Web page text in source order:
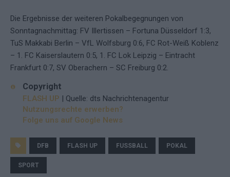
Die Ergebnisse der weiteren Pokalbegegnungen von
Sonntagnachmittag: FV Illertissen – Fortuna Düsseldorf 1:3,
TuS Makkabi Berlin – VfL Wolfsburg 0:6, FC Rot-Weiß Koblenz
– 1. FC Kaiserslautern 0:5, 1. FC Lok Leipzig – Eintracht
Frankfurt 0:7, SV Oberachern – SC Freiburg 0:2.
Copyright
FLASH UP | Quelle: dts Nachrichtenagentur
Nutzungsrechte erwerben?
Folge uns auf Google News
DFB FLASH UP FUSSBALL POKAL
SPORT